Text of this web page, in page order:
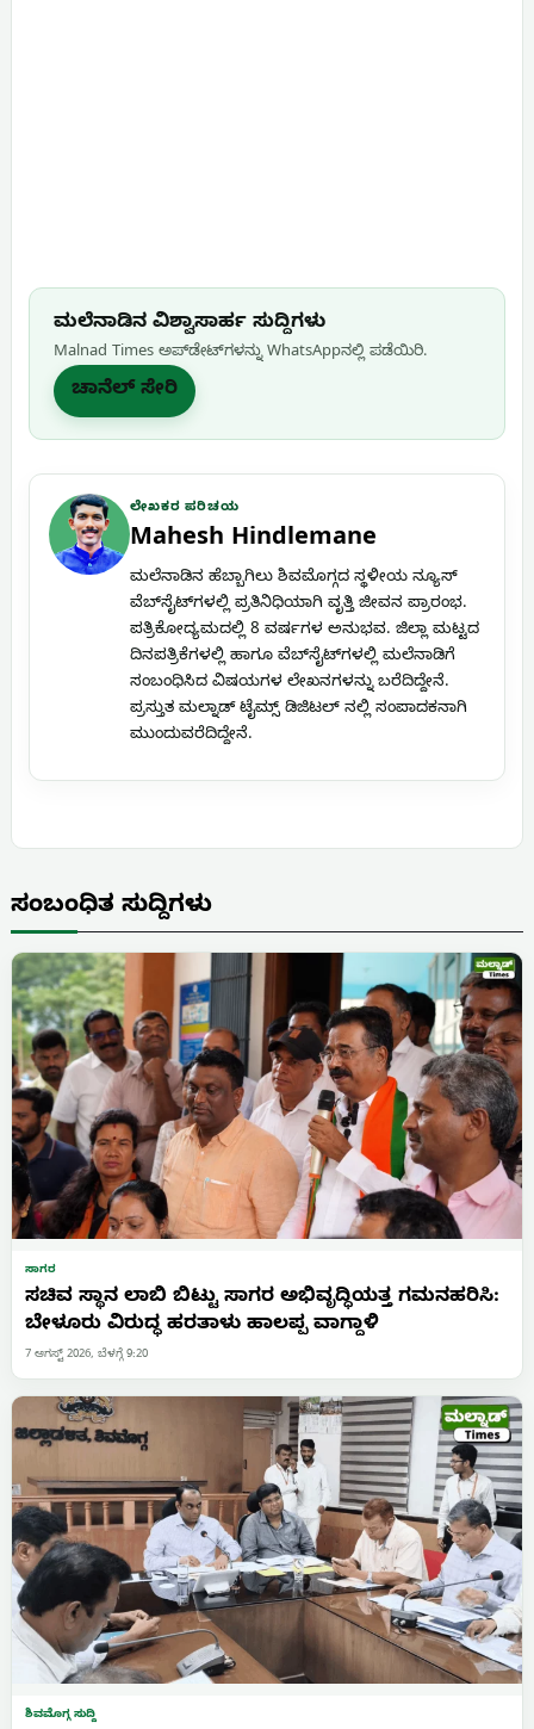
ಮಲೆನಾಡಿನ ವಿಶ್ವಾಸಾರ್ಹ ಸುದ್ದಿಗಳು
Malnad Times ಅಪ್‌ಡೇಟ್‌ಗಳನ್ನು WhatsApp‌ನಲ್ಲಿ ಪಡೆಯಿರಿ.
ಚಾನೆಲ್ ಸೇರಿ
ಲೇಖಕರ ಪರಿಚಯ
Mahesh Hindlemane
ಮಲೆನಾಡಿನ ಹೆಬ್ಬಾಗಿಲು ಶಿವಮೊಗ್ಗದ ಸ್ಥಳೀಯ ನ್ಯೂಸ್
ವೆಬ್‌ಸೈಟ್‌ಗಳಲ್ಲಿ ಪ್ರತಿನಿಧಿಯಾಗಿ ವೃತ್ತಿ ಜೀವನ ಪ್ರಾರಂಭ.
ಪತ್ರಿಕೋದ್ಯಮದಲ್ಲಿ 8 ವರ್ಷಗಳ ಅನುಭವ. ಜಿಲ್ಲಾ ಮಟ್ಟದ
ದಿನಪತ್ರಿಕೆಗಳಲ್ಲಿ ಹಾಗೂ ವೆಬ್‌ಸೈಟ್‌ಗಳಲ್ಲಿ ಮಲೆನಾಡಿಗೆ
ಸಂಬಂಧಿಸಿದ ವಿಷಯಗಳ ಲೇಖನಗಳನ್ನು ಬರೆದಿದ್ದೇನೆ.
ಪ್ರಸ್ತುತ ಮಲ್ನಾಡ್ ಟೈಮ್ಸ್ ಡಿಜಿಟಲ್ ನಲ್ಲಿ ಸಂಪಾದಕನಾಗಿ
ಮುಂದುವರೆದಿದ್ದೇನೆ.
ಸಂಬಂಧಿತ ಸುದ್ದಿಗಳು
ಸಾಗರ
ಸಚಿವ ಸ್ಥಾನ ಲಾಬಿ ಬಿಟ್ಟು ಸಾಗರ ಅಭಿವೃದ್ಧಿಯತ್ತ ಗಮನಹರಿಸಿ:
ಬೇಳೂರು ವಿರುದ್ಧ ಹರತಾಳು ಹಾಲಪ್ಪ ವಾಗ್ದಾಳಿ
7 ಆಗಸ್ಟ್ 2026, ಬೆಳಗ್ಗೆ 9:20
ಶಿವಮೊಗ್ಗ ಸುದ್ದಿ